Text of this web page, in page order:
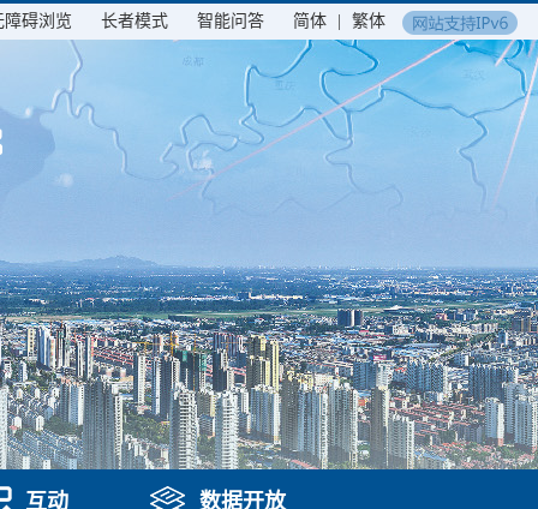
障碍浏览 长者模式 智能问答 简体 繁体
互动 数据开放